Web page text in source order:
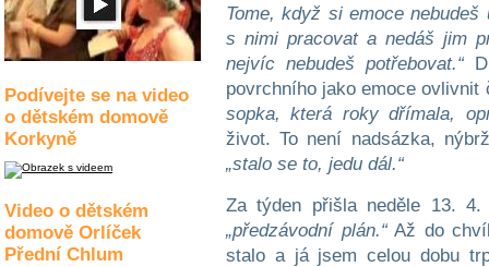
Podívejte se na video
o dětském domově
Korkyně
Video o dětském
domově Orlíček
Přední Chlum
Tome, když si emoce
s nimi pracovat a nedáš jim
nejvíc nebudeš potřebovat.“
povrchního jako emoce
sopka, která roky dřímala,
život. To není nadsázka,
„stalo se to, jedu dál.“
Za týden přišla neděle 13.
„předzávodní plán.“Až do
stalo a já jsem celou dobu